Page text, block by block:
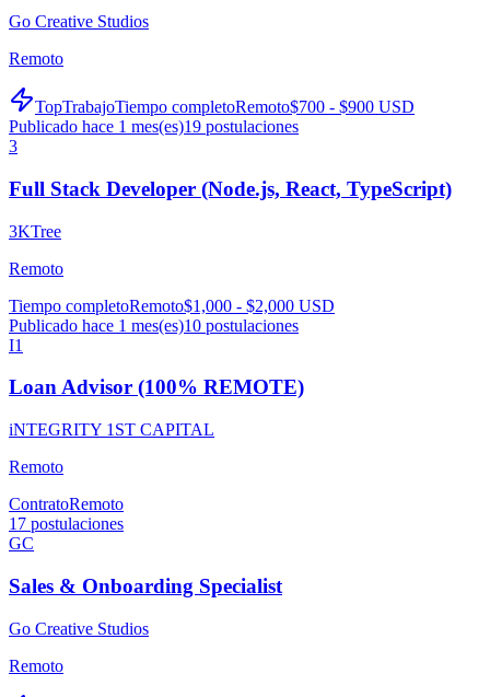
Go Creative Studios
Remoto
TopTrabajoTiempo completoRemoto$700 - $900 USD
Publicado hace 1 mes(es)19 postulaciones
3
Full Stack Developer (Node.js, React, TypeScript)
3KTree
Remoto
Tiempo completoRemoto$1,000 - $2,000 USD
Publicado hace 1 mes(es)10 postulaciones
I1
Loan Advisor (100% REMOTE)
iNTEGRITY 1ST CAPITAL
Remoto
ContratoRemoto
17 postulaciones
GC
Sales & Onboarding Specialist
Go Creative Studios
Remoto